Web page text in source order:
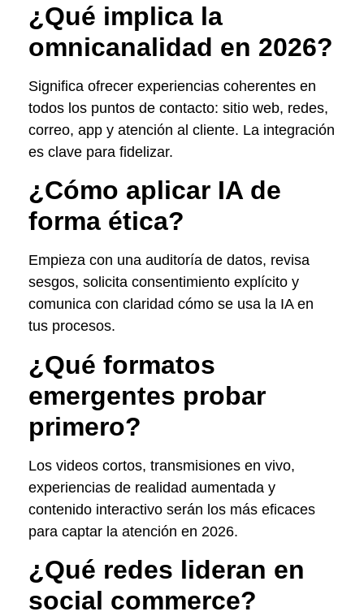
¿Qué implica la
omnicanalidad en 2026?
Significa ofrecer experiencias coherentes en
todos los puntos de contacto: sitio web, redes,
correo, app y atención al cliente. La integración
es clave para fidelizar.
¿Cómo aplicar IA de
forma ética?
Empieza con una auditoría de datos, revisa
sesgos, solicita consentimiento explícito y
comunica con claridad cómo se usa la IA en
tus procesos.
¿Qué formatos
emergentes probar
primero?
Los videos cortos, transmisiones en vivo,
experiencias de realidad aumentada y
contenido interactivo serán los más eficaces
para captar la atención en 2026.
¿Qué redes lideran en
social commerce?